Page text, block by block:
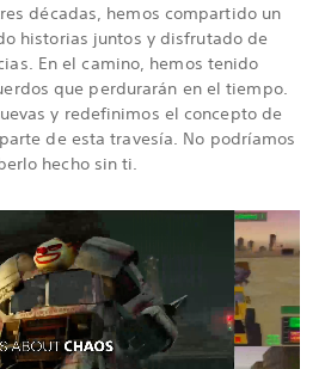
décadas, hemos compartido un
historias juntos y disfrutado de
En el camino, hemos tenido
que perdurarán en el tiempo.
y redefinimos el concepto de
de esta travesía. No podríamos
hecho sin ti.